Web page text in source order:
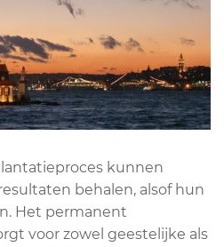
kunnen
behalen, alsof hun
Het permanent
voor zowel geestelijke als